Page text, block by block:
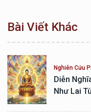
Bài Viết Khác
Nghiên Cứu
Diễn
Như Lai